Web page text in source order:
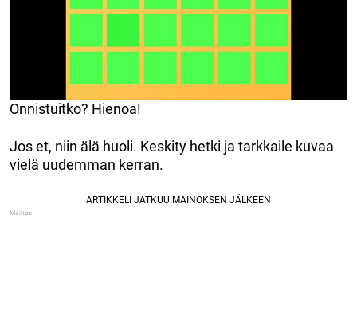
Onnistuitko? Hienoa!
Jos et, niin älä huoli. Keskity hetki ja tarkkaile kuvaa
vielä uudemman kerran.